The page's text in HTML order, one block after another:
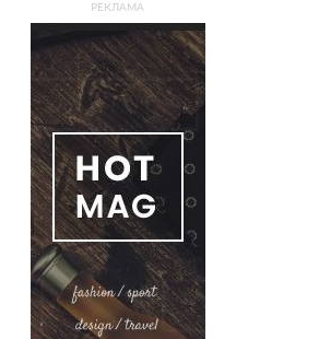
РЕКЛАМА